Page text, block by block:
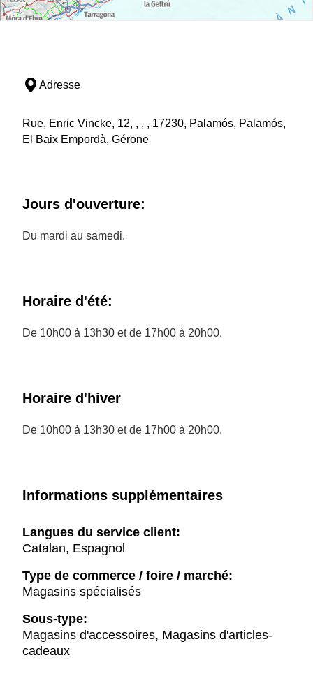
Adresse
Rue, Enric Vincke, 12, , , , 17230, Palamós, Palamós,
El Baix Empordà, Gérone
Jours d'ouverture:
Du mardi au samedi.
Horaire d'été:
De 10h00 à 13h30 et de 17h00 à 20h00.
Horaire d'hiver
De 10h00 à 13h30 et de 17h00 à 20h00.
Informations supplémentaires
Langues du service client:
Catalan, Espagnol
Type de commerce / foire / marché:
Magasins spécialisés
Sous-type:
Magasins d'accessoires, Magasins d'articles-
cadeaux